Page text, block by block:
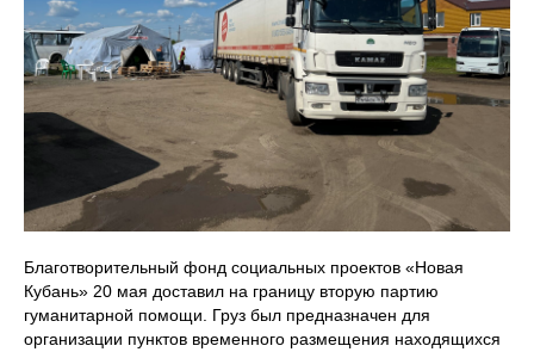
Благотворительный фонд социальных проектов «Новая
Кубань» 20 мая доставил на границу вторую партию
гуманитарной помощи. Груз был предназначен для
организации пунктов временного размещения находящихся